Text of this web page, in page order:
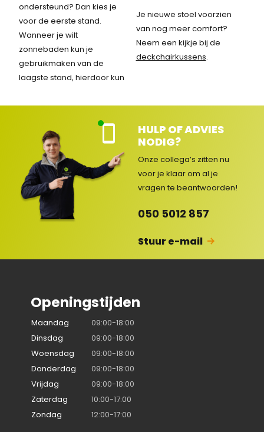
ondersteund? Dan kies je
voor de eerste stand.
Wanneer je wilt
zonnebaden kun je
gebruikmaken van de
laagste stand, hierdoor kun
Je nieuwe stoel voorzien
van nog meer comfort?
Neem een kijkje bij de
deckchairkussens.
nte
nse
rvic
e
HULP OF ADVIES
NODIG?
Onze collega’s zitten nu
voor je klaar om al je
vragen te beantwoorden!
050 5012 857
Stuur e-mail
Openingstijden
Maandag
09:00-18:00
Dinsdag
09:00-18:00
Woensdag
09:00-18:00
Donderdag
09:00-18:00
Vrijdag
09:00-18:00
Zaterdag
10:00-17:00
Zondag
12:00-17:00